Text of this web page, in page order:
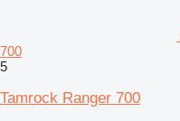
700
5
Tamrock Ranger 700